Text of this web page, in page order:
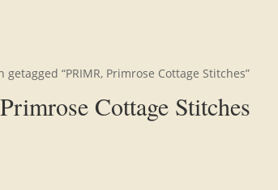
getagged “PRIMR, Primrose Cottage Stitches”
Cottage Stitches